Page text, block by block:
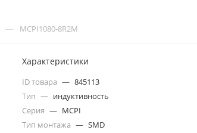
— MCPI1080-8R2M
Характеристики
ID товара — 845113
Тип — индуктивность
Серия — MCPI
Тип монтажа — SMD